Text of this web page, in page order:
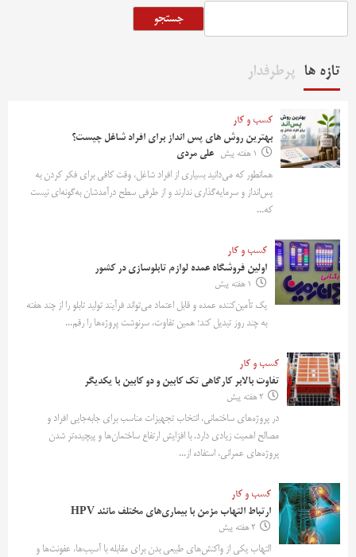
جستجو
تازه ها پرطرفدار
کسب و کار
بهترین روش‌ های پس‌ انداز برای افراد شاغل چیست؟
1 هفته پیش
علی مردی
همانطور که می‌دانید بسیاری از افراد شاغل، وقت کافی برای فکر کردن به
پس‌انداز و سرمایه‌گذاری ندارند و از طرفی سطح درآمدشان به‌گونه‌ای نیست
که...
کسب و کار
اولین فروشگاه عمده لوازم تابلوسازی در کشور
1 هفته پیش
یک تأمین‌کننده عمده و قابل اعتماد می‌تواند فرآیند تولید تابلو را از چند هفته
به چند روز تبدیل کند؛ همین تفاوت، سرنوشت پروژه‌ها را رقم...
کسب و کار
تفاوت بالابر کارگاهی تک کابین و دو کابین با یکدیگر
2 هفته پیش
در پروژه‌های ساختمانی، انتخاب تجهیزات مناسب برای جابه‌جایی افراد و
مصالح اهمیت زیادی دارد. با افزایش ارتفاع ساختمان‌ها و پیچیده‌تر شدن
پروژه‌های عمرانی، استفاده از...
کسب و کار
ارتباط التهاب مزمن با بیماری‌های مختلف مانند HPV
2 هفته پیش
التهاب یکی از واکنش‌های طبیعی بدن برای مقابله با آسیب‌ها، عفونت‌ها و